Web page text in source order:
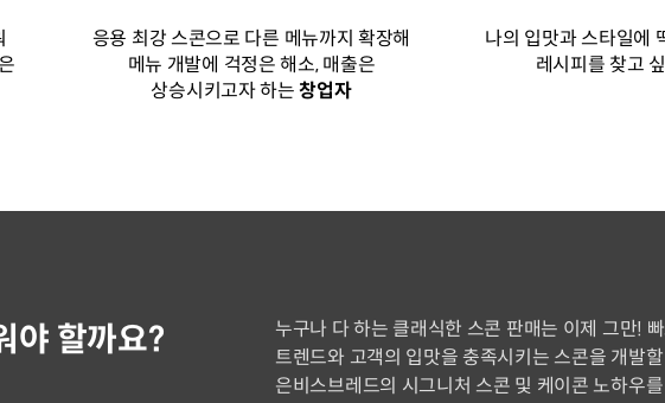
응용 최강 스콘으로 다른 메뉴까지 확장해
메뉴 개발에 걱정은 해소, 매출은
상승시키고자 하는창업자
나의 입맛과 스타일에
레시피를 찾고
야 할까요?
누구나 다 하는 클래식한 스콘 판매는 이제 그만!
트렌드와 고객의 입맛을 충족시키는 스콘을 개발
은비스브레드의 시그니처 스콘 및 케이콘 노하우